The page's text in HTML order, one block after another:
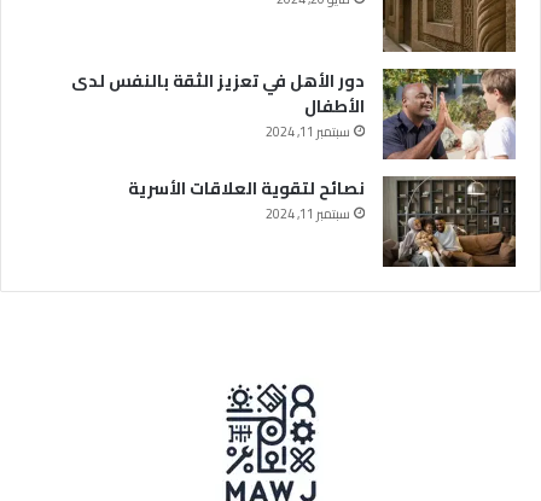
دور الأهل في تعزيز الثقة بالنفس لدى
الأطفال
سبتمبر 11, 2024
نصائح لتقوية العلاقات الأسرية
سبتمبر 11, 2024